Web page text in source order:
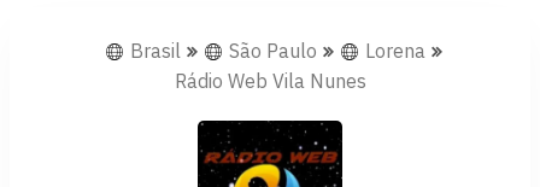
Brasil São Paulo
Lorena
Rádio Web Vila Nunes